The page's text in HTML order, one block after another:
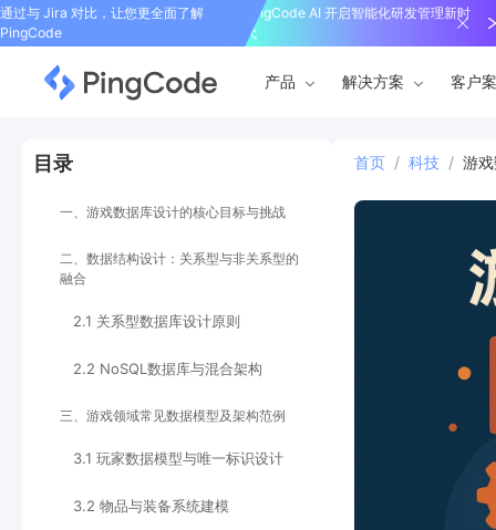
通过与 Jira 对比，让您更全面了解
PingCode
PingCode AI 开启智能化研发管理新时
代
产品 解决方案 客户
目录
一、游戏数据库设计的核心目标与挑战
二、数据结构设计：关系型与非关系型的
融合
2.1 关系型数据库设计原则
2.2 NoSQL数据库与混合架构
三、游戏领域常见数据模型及架构范例
3.1 玩家数据模型与唯一标识设计
3.2 物品与装备系统建模
首页 / 科技 / 游